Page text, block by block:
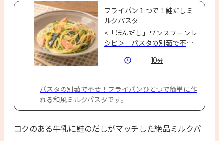
フライパン１つで！鮭だしミ
ルクパスタ
<「ほんだし」ワンスプーンレ
シピ＞　パスタの別茹で不
に作れる和風ミルクパスタで
10分
パスタの別茹で不要！フライパンひとつで簡単に作
れる和風ミルクパスタです。
コクのある牛乳に鮭のだしがマッチした絶品ミルクパ